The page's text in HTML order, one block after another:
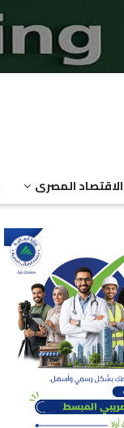
الاقتصاد المصرى